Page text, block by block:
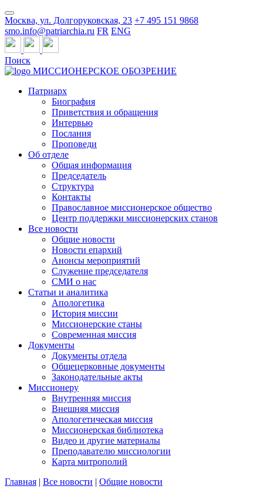
Москва, ул. Долгоруковская, 23 +7 495 151 9868
smo.info@patriarchia.ru FR ENG
Поиск
МИССИОНЕРСКОЕ ОБОЗРЕНИЕ
Патриарх
Биография
Приветствия и обращения
Интервью
Послания
Проповеди
Об отделе
Общая информация
Председатель
Структура
Контакты
Православное миссионерское общество
Центр поддержки миссионерских станов
Все новости
Общие новости
Новости епархий
Анонсы мероприятий
Служение председателя
СМИ о нас
Статьи и аналитика
Апологетика
История миссии
Миссионерские станы
Современная миссия
Документы
Документы отдела
Общецерковные документы
Законодательные акты
Миссионеру
Внутренняя миссия
Внешняя миссия
Апологетическая миссия
Миссионерская библиотека
Видео и другие материалы
Преподавателю миссиологии
Карта митрополий
Главная | Все новости | Общие новости